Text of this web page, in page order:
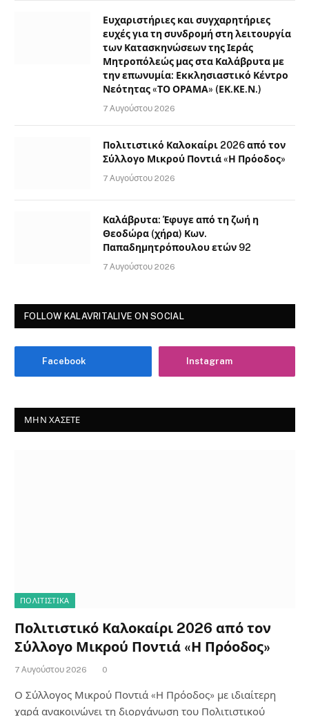
Ευχαριστήριες και συγχαρητήριες
ευχές για τη συνδρομή στη λειτουργία
των Κατασκηνώσεων της Ιεράς
Μητροπόλεώς μας στα Καλάβρυτα με
την επωνυμία: Εκκλησιαστικό Κέντρο
Νεότητας «ΤΟ ΟΡΑΜΑ» (ΕΚ.ΚΕ.Ν.)
7 Αυγούστου 2026
Πολιτιστικό Καλοκαίρι 2026 από τον
Σύλλογο Μικρού Ποντιά «Η Πρόοδος»
7 Αυγούστου 2026
Καλάβρυτα: Έφυγε από τη ζωή η
Θεοδώρα (χήρα) Κων.
Παπαδημητρόπουλου ετών 92
7 Αυγούστου 2026
FOLLOW KALAVRITALIVE ON SOCIAL
Facebook Instagram
ΜΗΝ ΧΆΣΕΤΕ
ΠΟΛΙΤΙΣΤΙΚΑ
Πολιτιστικό Καλοκαίρι 2026 από τον
Σύλλογο Μικρού Ποντιά «Η Πρόοδος»
7 Αυγούστου 2026 0
Ο Σύλλογος Μικρού Ποντιά «Η Πρόοδος» με ιδιαίτερη
χαρά ανακοινώνει τη διοργάνωση του Πολιτιστικού